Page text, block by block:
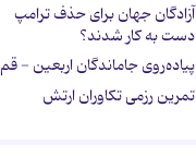
آزادگان جهان برای حذف ترامپ
دست به کار شدند؟
پیاده‌روی جاماندگان اربعین - قم
تمرین رزمی تکاوران ارتش